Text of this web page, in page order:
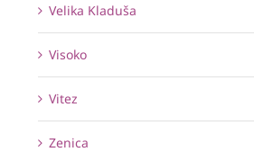
Velika Kladuša
Visoko
Vitez
Zenica